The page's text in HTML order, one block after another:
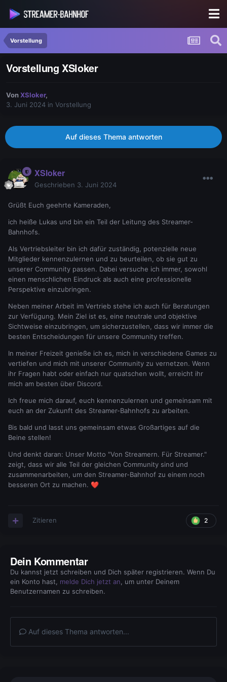
Vorstellung
Vorstellung XSloker
VonXSloker,
3. Juni 2024 in Vorstellung
Auf dieses Thema antworten
XSloker
Geschrieben 3. Juni 2024
Grüßt Euch geehrte Kameraden,
ich heiße Lukas und bin ein Teil der Leitung des Streamer-
Bahnhofs.
Als Vertriebsleiter bin ich dafür zuständig, potenzielle neue
Mitglieder kennenzulernen und zu beurteilen, ob sie gut zu
unserer Community passen. Dabei versuche ich immer, sowohl
einen menschlichen Eindruck als auch eine professionelle
Perspektive einzubringen.
Neben meiner Arbeit im Vertrieb stehe ich auch für Beratungen
zur Verfügung. Mein Ziel ist es, eine neutrale und objektive
Sichtweise einzubringen, um sicherzustellen, dass wir immer die
besten Entscheidungen für unsere Community treffen.
In meiner Freizeit genieße ich es, mich in verschiedene Games zu
vertiefen und mich mit unserer Community zu vernetzen. Wenn
ihr Fragen habt oder einfach nur quatschen wollt, erreicht ihr
mich am besten über Discord.
Ich freue mich darauf, euch kennenzulernen und gemeinsam mit
euch an der Zukunft des Streamer-Bahnhofs zu arbeiten.
Bis bald und lasst uns gemeinsam etwas Großartiges auf die
Beine stellen!
Und denkt daran: Unser Motto "Von Streamern. Für Streamer."
zeigt, dass wir alle Teil der gleichen Community sind und
zusammenarbeiten, um den Streamer-Bahnhof zu einem noch
besseren Ort zu machen. ❤️
2
Zitieren
Dein Kommentar
Du kannst jetzt schreiben und Dich später registrieren. Wenn Du
ein Konto hast, melde Dich jetzt an, um unter Deinem
Benutzernamen zu schreiben.
Auf dieses Thema antworten...